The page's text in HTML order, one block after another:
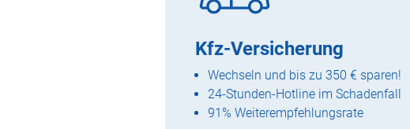
Kfz-Versicherung
Wechseln und bis zu 350 € sparen!
24-Stunden-Hotline im Schadenfall
91% Weiterempfehlungsrate